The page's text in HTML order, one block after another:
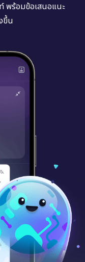
พร้อมข้อเสนอแนะ
ขึ้น